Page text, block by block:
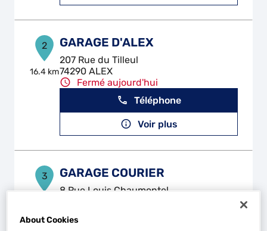
2
16.4 km
GARAGE D'ALEX
207 Rue du Tilleul
74290 ALEX
Fermé aujourd'hui
Téléphone
Voir plus
3 GARAGE COURIER
8 Rue Louis Chaumontel
About Cookies